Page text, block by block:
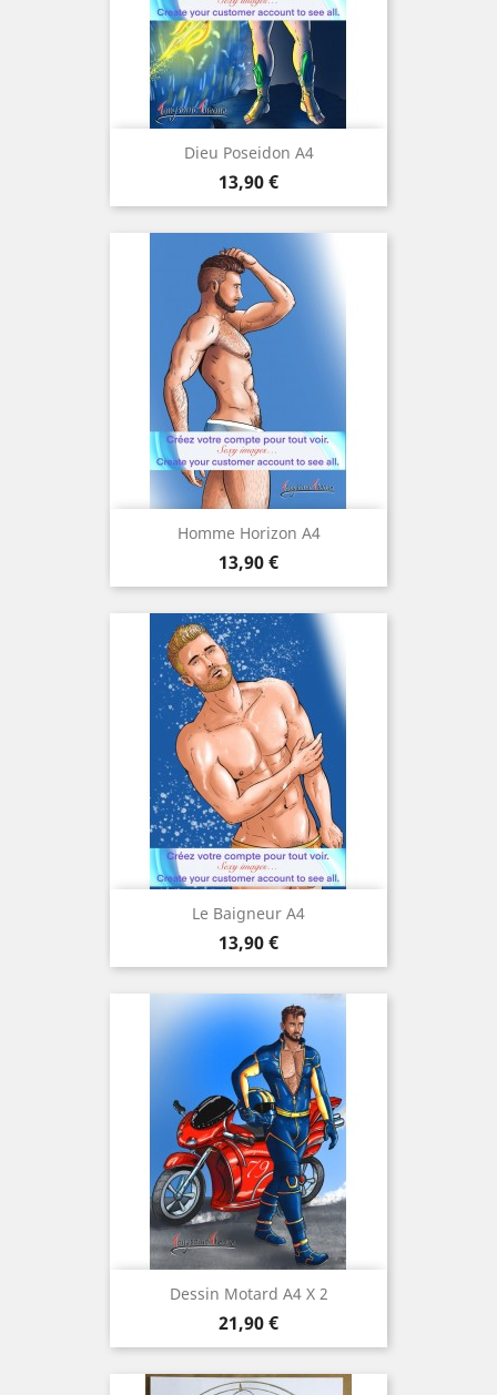
Dieu Poseidon A4
Prix
13,90 €
Homme Horizon A4
Prix
13,90 €
Le Baigneur A4
Prix
13,90 €
Dessin Motard A4 X 2
Prix
21,90 €